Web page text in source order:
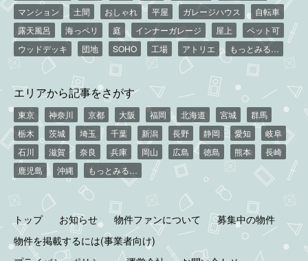
マンション
土間 おしゃれ 平屋 ガレージハウス
自転車
露天風呂
海っペリ 庭 インナーガレージ 屋上
ペット可
ウッドデッキ
団地 SOHO 工場 アトリエ もっとみる…
エリアから記事をさがす
東京 神奈川 京都 大阪 福岡 北海道 宮城
群馬
栃木
茨城 埼玉 千葉 新潟 長野 静岡 愛知
岐阜
石川
滋賀 奈良 兵庫 岡山 広島 徳島 熊本
長崎
鹿児島
沖縄 もっとみる…
トップ お知らせ 物件ファンについて
募集中の物件
物件を掲載するには(事業者向け)